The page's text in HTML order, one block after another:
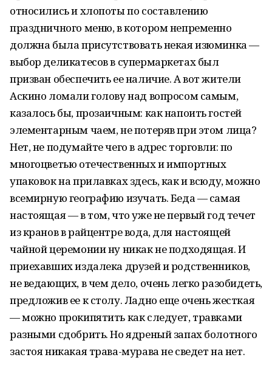
относились и хлопоты по составлению
праздничного меню, в котором непременно
должна была присутствовать некая изюминка —
выбор деликатесов в супермаркетах был
призван обеспечить ее наличие. А вот жители
Аскино ломали голову над вопросом самым,
казалось бы, прозаичным: как напоить гостей
элементарным чаем, не потеряв при этом лица?
Нет, не подумайте чего в адрес торговли: по
многоцветью отечественных и импортных
упаковок на прилавках здесь, как и всюду, можно
всемирную географию изучать. Беда — самая
настоящая — в том, что уже не первый год течет
из кранов в райцентре вода, для настоящей
чайной церемонии ну никак не подходящая. И
приехавших издалека друзей и родственников,
не ведающих, в чем дело, очень легко разобидеть,
предложив ее к столу. Ладно еще очень жесткая
— можно прокипятить как следует, травками
разными сдобрить. Но ядреный запах болотного
застоя никакая трава-мурава не сведет на нет.